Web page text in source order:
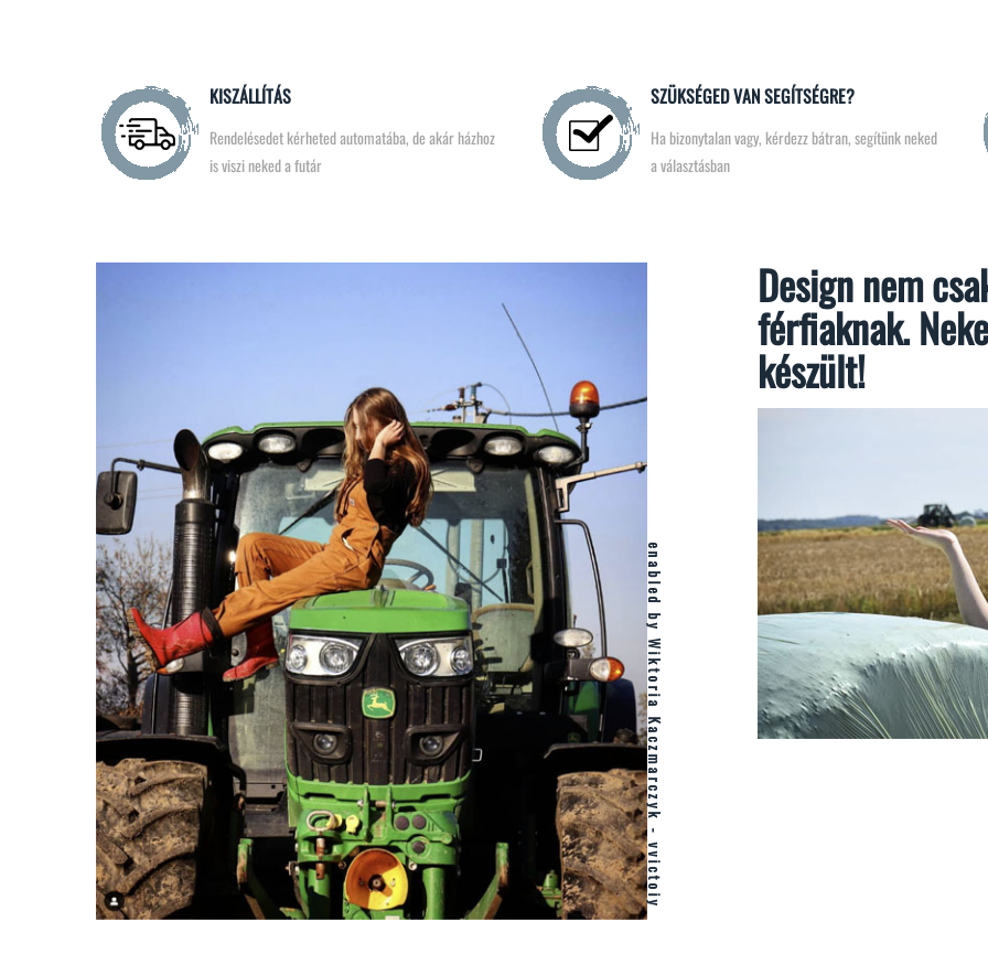
KISZÁLLÍTÁS
Rendelésedet kérheted automatába, de akár házhoz
is viszi neked a futár
SZÜKSÉGED VAN SEGÍTSÉGRE?
Ha bizonytalan vagy, kérdezz bátran, segítünk neked
a választásban
enabled by Wiktoria Kaczmarczyk - vvictoiy
Design nem
férfiaknak.
készült!